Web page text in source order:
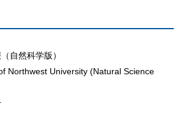
自然科学版）
Northwest University (Natural Science